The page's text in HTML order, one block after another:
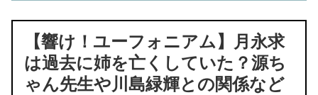
【響け！ユーフォニアム】月永求
は過去に姉を亡くしていた？源ち
ゃん先生や川島緑輝との関係など